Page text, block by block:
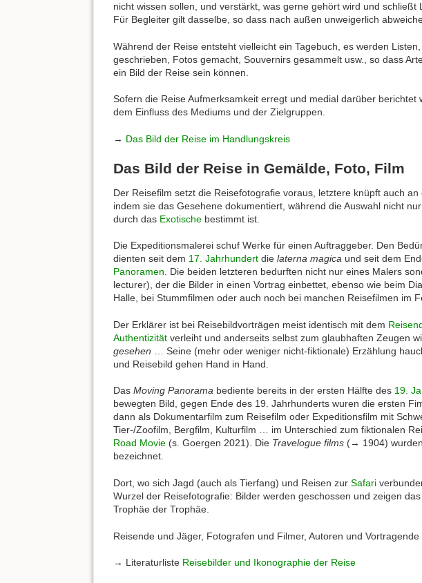
nicht wissen sollen, und verstärkt, was gerne gehört wird und schließt
Für Begleiter gilt dasselbe, so dass nach außen unweigerlich
Während der Reise entsteht vielleicht ein Tagebuch, es werden
geschrieben, Fotos gemacht, Souvernirs gesammelt usw., so dass
ein Bild der Reise sein können.
Sofern die Reise Aufmerksamkeit erregt und medial darüber berichtet
dem Einfluss des Mediums und der Zielgruppen.
→ Das Bild der Reise im Handlungskreis
Das Bild der Reise in Gemälde, Foto, Film
Der Reisefilm setzt die Reisefotografie voraus, letztere knüpft auch an
indem sie das Gesehene dokumentiert, während die Auswahl nicht
durch das Exotische bestimmt ist.
Die Expeditionsmalerei schuf Werke für einen Auftraggeber. Den
dienten seit dem 17. Jahrhundert die laterna magica und seit dem
Panoramen . Die beiden letzteren bedurften nicht nur eines Malers
lecturer), der die Bilder in einen Vortrag einbettet, ebenso wie beim
Halle, bei Stummfilmen oder auch noch bei manchen Reisefilmen im
Der Erklärer ist bei Reisebildvorträgen meist identisch mit dem
Authentizität verleiht und anderseits selbst zum glaubhaften Zeugen
gesehen … Seine (mehr oder weniger nicht-fiktionale) Erzählung
und Reisebild gehen Hand in Hand.
Das Moving Panorama bediente bereits in der ersten Hälfte des 19.
bewegten Bild, gegen Ende des 19. Jahrhunderts wuren die ersten
dann als Dokumentarfilm zum Reisefilm oder Expeditionsfilm mit
Tier-/Zoofilm, Bergfilm, Kulturfilm … im Unterschied zum fiktionalen
Road Movie (s. Goergen 2021). Die Travelogue films (→ 1904)
bezeichnet.
Dort, wo sich Jagd (auch als Tierfang) und Reisen zur Safari
Wurzel der Reisefotografie: Bilder werden geschossen und zeigen
Trophäe der Trophäe.
Reisende und Jäger, Fotografen und Filmer, Autoren und
→ Literaturliste Reisebilder und Ikonographie der Reise